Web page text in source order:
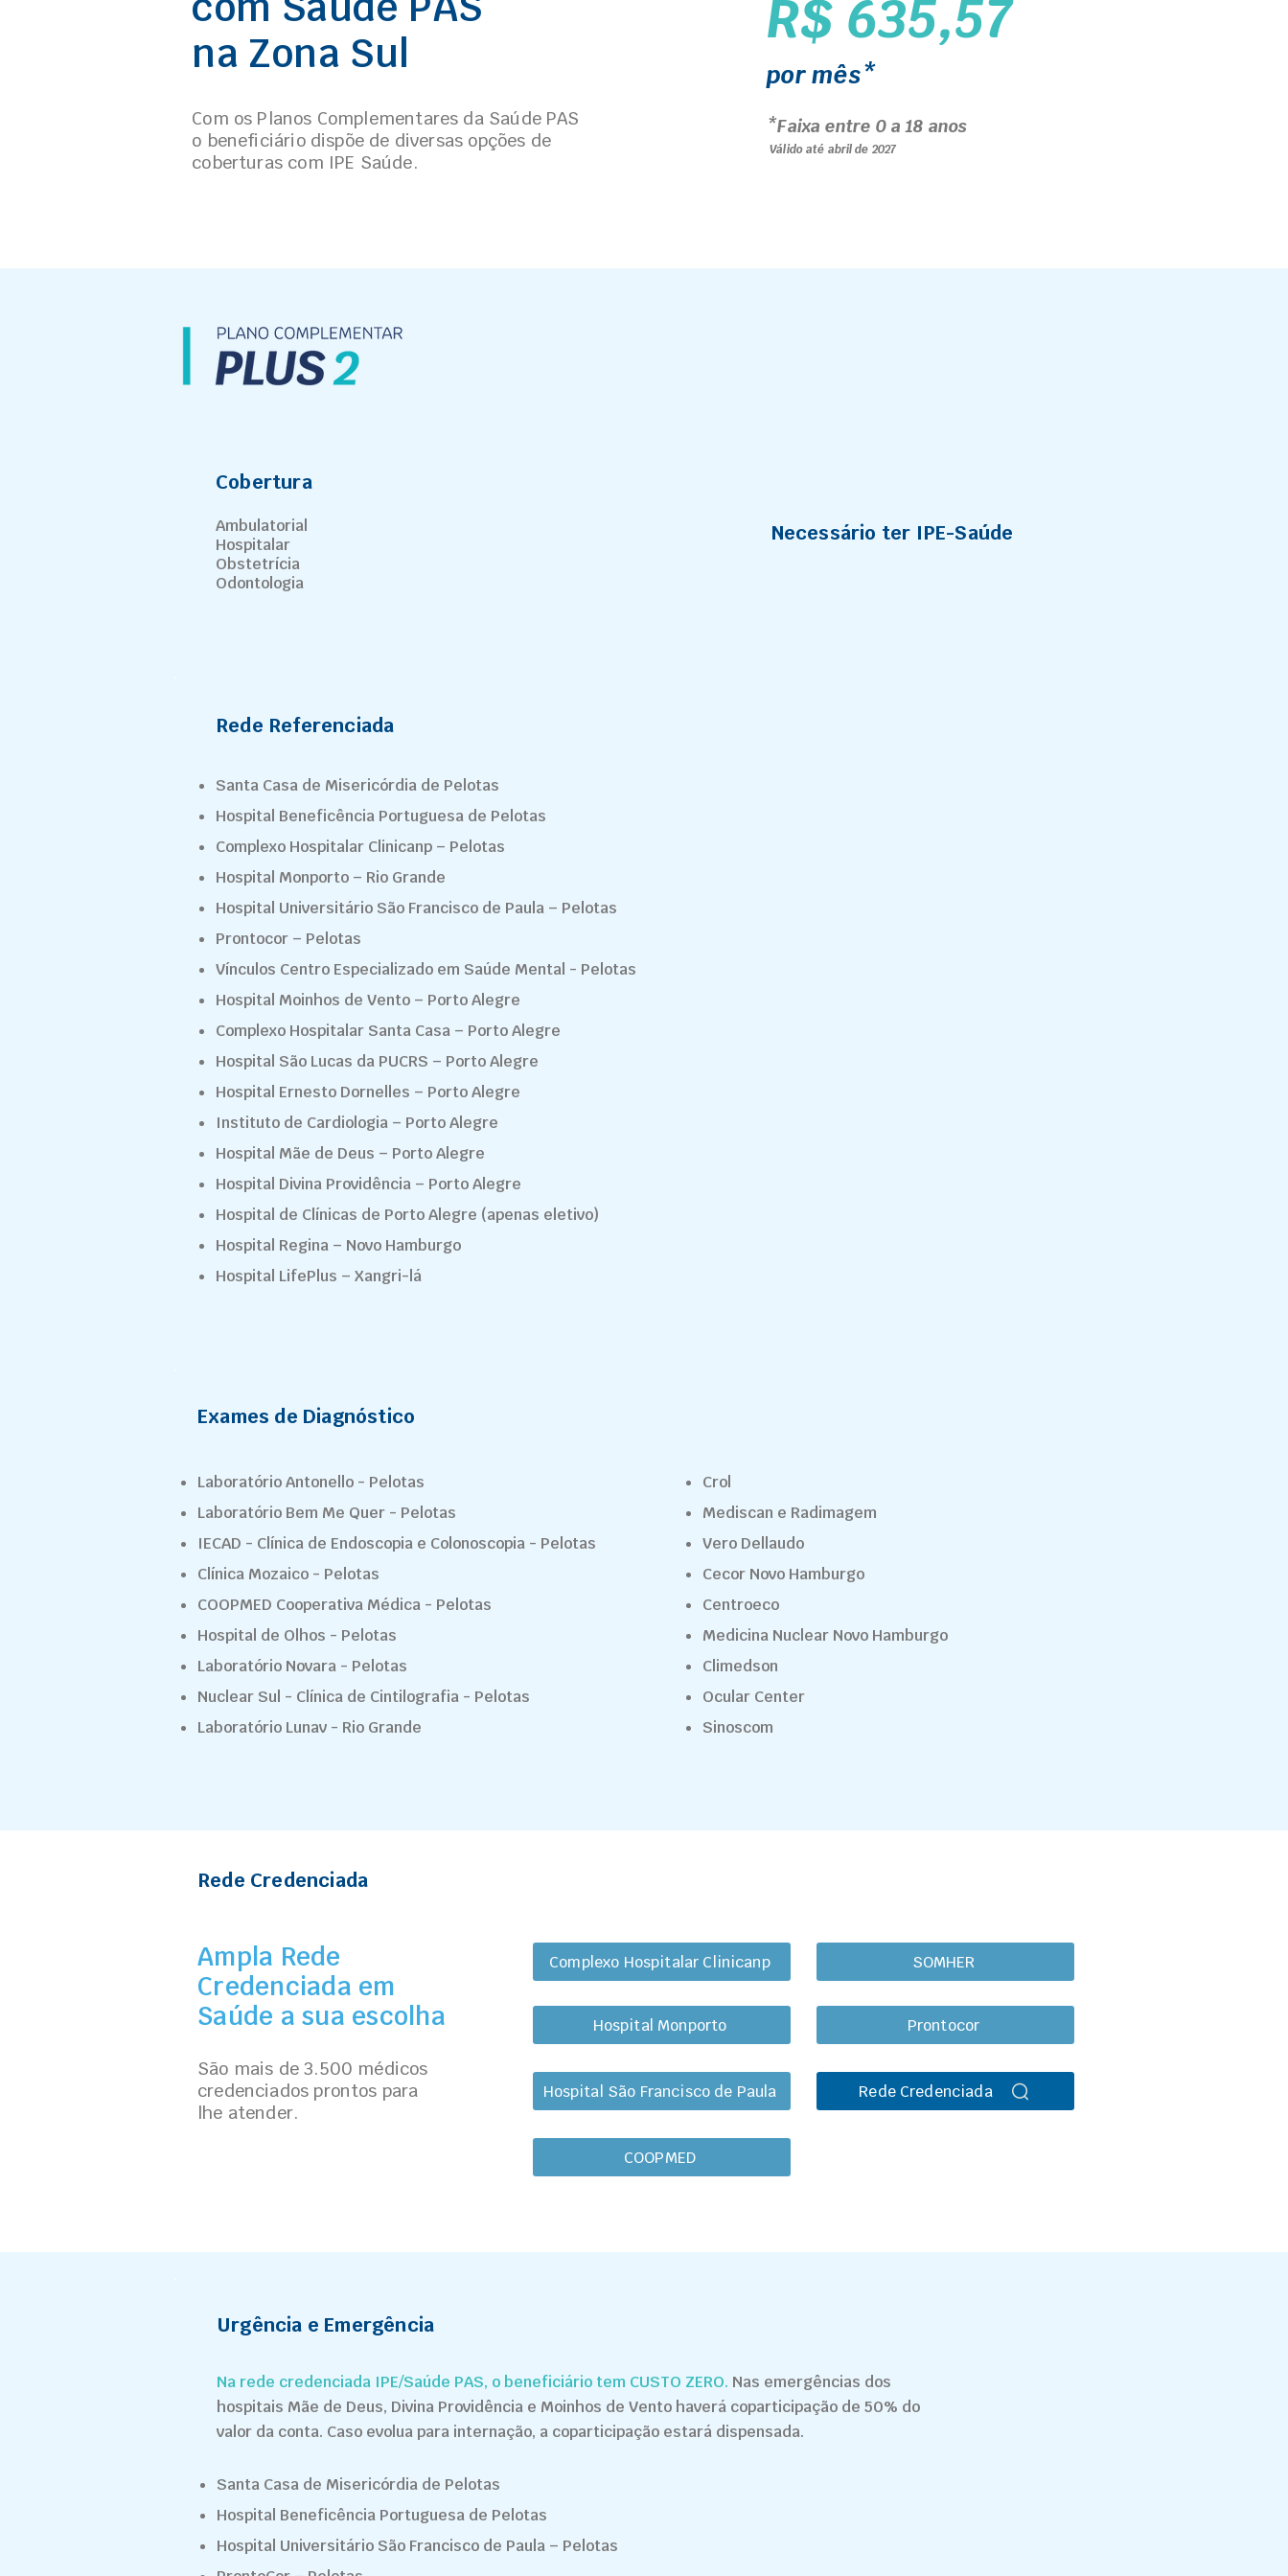
na Zona Sul
Com os Planos Complementares da Saúde PAS
o beneficiário dispõe de diversas opções de
coberturas com IPE Saúde.
R$ 635,57
por mês*
*Faixa entre 0 a 18 anos
Válido até abril de 2027
Cobertura
Ambulatorial
Hospitalar
Obstetrícia
Odontologia
Necessário ter IPE-Saúde
Rede Referenciada
Santa Casa de Misericórdia de Pelotas
Hospital Beneficência Portuguesa de Pelotas
Complexo Hospitalar Clinicanp – Pelotas
Hospital Monporto – Rio Grande
Hospital Universitário São Francisco de Paula – Pelotas
Prontocor – Pelotas
Vínculos Centro Especializado em Saúde Mental - Pelotas
Hospital Moinhos de Vento – Porto Alegre
Complexo Hospitalar Santa Casa – Porto Alegre
Hospital São Lucas da PUCRS – Porto Alegre
Hospital Ernesto Dornelles – Porto Alegre
Instituto de Cardiologia – Porto Alegre
Hospital Mãe de Deus – Porto Alegre
Hospital Divina Providência – Porto Alegre
Hospital de Clínicas de Porto Alegre (apenas eletivo)
Hospital Regina – Novo Hamburgo
Hospital LifePlus – Xangri-lá
Exames de Diagnóstico
Laboratório Antonello - Pelotas
Laboratório Bem Me Quer - Pelotas
IECAD - Clínica de Endoscopia e Colonoscopia - Pelotas
Clínica Mozaico - Pelotas
COOPMED Cooperativa Médica - Pelotas
Hospital de Olhos - Pelotas
Laboratório Novara - Pelotas
Nuclear Sul - Clínica de Cintilografia - Pelotas
Laboratório Lunav - Rio Grande
Crol
Mediscan e Radimagem
Vero Dellaudo
Cecor Novo Hamburgo
Centroeco
Medicina Nuclear Novo Hamburgo
Climedson
Ocular Center
Sinoscom
Rede Credenciada
Ampla Rede
Credenciada em
Saúde a sua escolha
São mais de 3.500 médicos
credenciados prontos para
lhe atender.
Complexo Hospitalar Clinicanp SOMHER
Hospital Monporto Prontocor
Hospital São Francisco de Paula Rede Credenciada
COOPMED
Urgência e Emergência
Na rede credenciada IPE/Saúde PAS, o beneficiário tem CUSTO ZERO. Nas emergências dos
hospitais Mãe de Deus, Divina Providência e Moinhos de Vento haverá coparticipação de 50% do
valor da conta. Caso evolua para internação, a coparticipação estará dispensada.
Santa Casa de Misericórdia de Pelotas
Hospital Beneficência Portuguesa de Pelotas
Hospital Universitário São Francisco de Paula – Pelotas